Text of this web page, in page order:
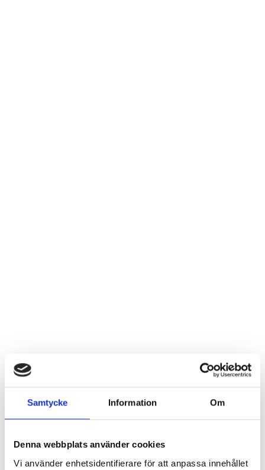
Samtycke Information Om
Denna webbplats använder cookies
Vi använder enhetsidentifierare för att anpassa innehållet